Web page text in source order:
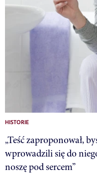
HISTORIE
„Teść zaproponował,
wprowadzili się do
noszę pod sercem”